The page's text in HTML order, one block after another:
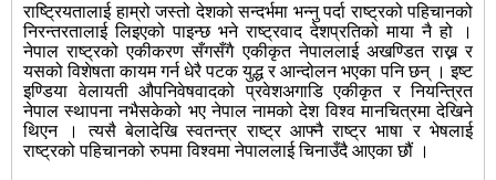
राष्ट्रियतालाई हाम्रो जस्तो देशको सन्दर्भमा भन्नु पर्दा राष्ट्रको पहिचानको
निरन्तरतालाई लिइएको पाइन्छ भने राष्ट्रवाद देशप्रतिको माया नै हो ।
नेपाल राष्ट्रको एकीकरण सँगसँगै एकीकृत नेपाललाई अखण्डित राख्न र
यसको विशेषता कायम गर्न धेरै पटक युद्ध र आन्दोलन भएका पनि छन् । इष्ट
इण्डिया वेलायती औपनिवेषवादको प्रवेशअगाडि एकीकृत र नियन्त्रित
नेपाल स्थापना नभैसकेको भए नेपाल नामको देश विश्व मानचित्रमा देखिने
थिएन । त्यसै बेलादेखि स्वतन्त्र राष्ट्र आफ्नै राष्ट्र भाषा र भेषलाई
राष्ट्रको पहिचानको रुपमा विश्वमा नेपाललाई चिनाउँदै आएका छौं ।